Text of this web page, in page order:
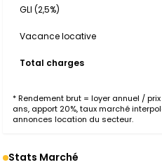
GLI (2,5%)
Vacance locative
Total charges
* Rendement brut = loyer annuel /
ans, apport 20%, taux marché
annonces location du secteur.
Stats Marché